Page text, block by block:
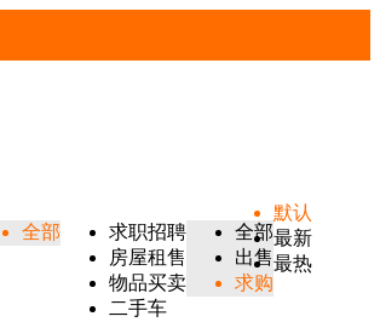
全部
求职招聘
房屋租售
物品买卖
二手车
全部
出售
求购
默认
最新
最热